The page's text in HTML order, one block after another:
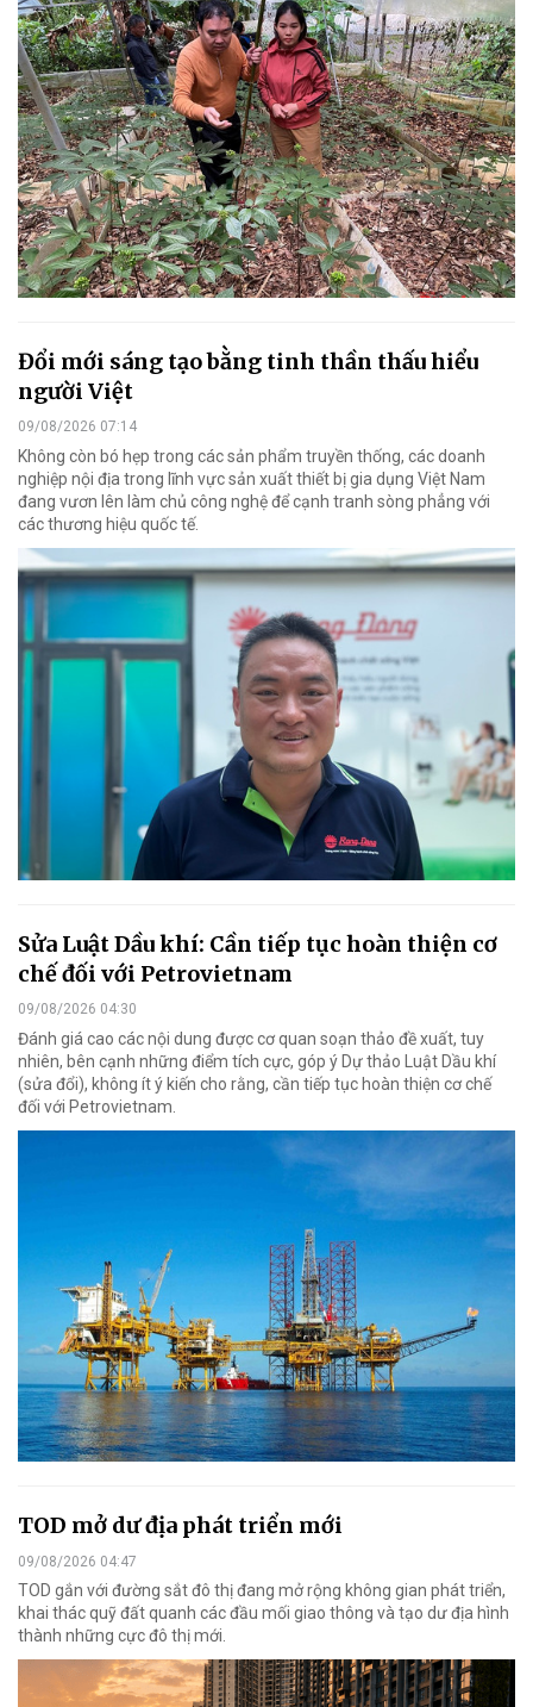
Đổi mới sáng tạo bằng tinh thần thấu hiểu
người Việt
09/08/2026 07:14
Không còn bó hẹp trong các sản phẩm truyền thống, các doanh
nghiệp nội địa trong lĩnh vực sản xuất thiết bị gia dụng Việt Nam
đang vươn lên làm chủ công nghệ để cạnh tranh sòng phẳng với
các thương hiệu quốc tế.
Sửa Luật Dầu khí: Cần tiếp tục hoàn thiện cơ
chế đối với Petrovietnam
09/08/2026 04:30
Đánh giá cao các nội dung được cơ quan soạn thảo đề xuất, tuy
nhiên, bên cạnh những điểm tích cực, góp ý Dự thảo Luật Dầu khí
(sửa đổi), không ít ý kiến cho rằng, cần tiếp tục hoàn thiện cơ chế
đối với Petrovietnam.
TOD mở dư địa phát triển mới
09/08/2026 04:47
TOD gắn với đường sắt đô thị đang mở rộng không gian phát triển,
khai thác quỹ đất quanh các đầu mối giao thông và tạo dư địa hình
thành những cực đô thị mới.